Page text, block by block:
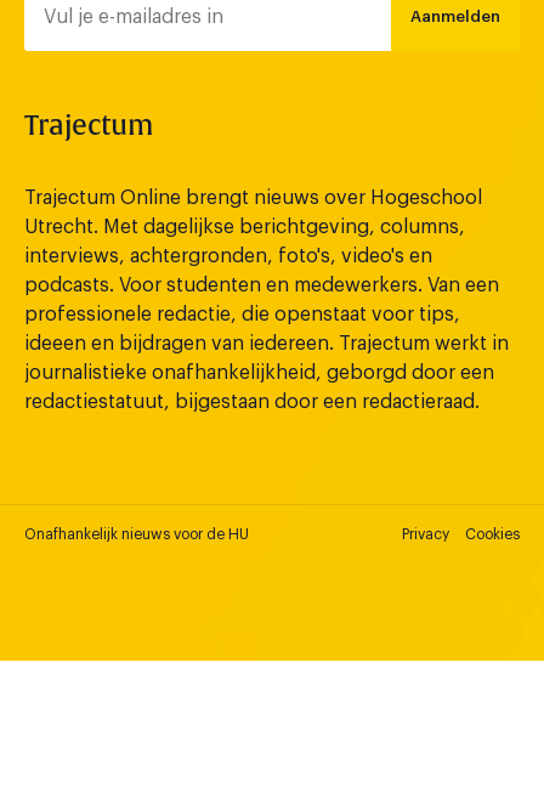
Aanmelden
Trajectum
Trajectum Online brengt nieuws over Hogeschool
Utrecht. Met dagelijkse berichtgeving, columns,
interviews, achtergronden, foto's, video's en
podcasts. Voor studenten en medewerkers. Van een
professionele redactie, die openstaat voor tips,
ideeen en bijdragen van iedereen. Trajectum werkt in
journalistieke onafhankelijkheid, geborgd door een
redactiestatuut, bijgestaan door een redactieraad.
Onafhankelijk nieuws voor de HU Privacy Cookies